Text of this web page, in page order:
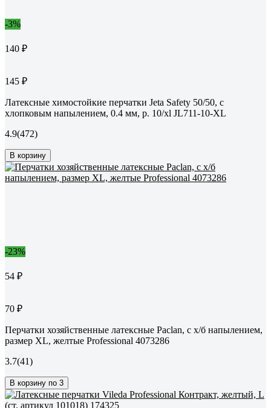
-3%
140 ₽
145 ₽
Латексные химостойкие перчатки Jeta Safety 50/50, с
хлопковым напылением, 0.4 мм, р. 10/xl JL711-10-XL
4.9(472)
В корзину
-23%
54 ₽
70 ₽
Перчатки хозяйственные латексные Paclan, с х/б напылением,
размер XL, желтые Professional 4073286
3.7(41)
В корзину по 3